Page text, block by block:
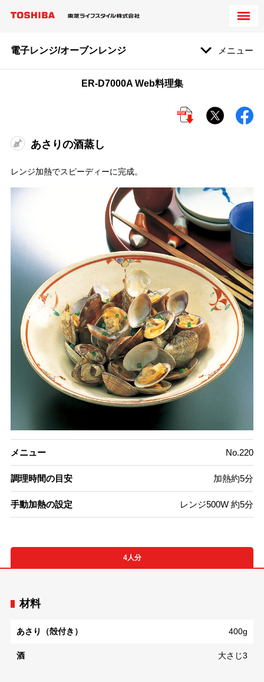
電子レンジ/オーブンレンジ メニュー
ER-D7000A Web料理集
あさりの酒蒸し
レンジ加熱でスピーディーに完成。
メニュー No.220
調理時間の目安 加熱約5分
手動加熱の設定 レンジ500W 約5分
4人分
材料
あさり（殻付き） 400g
酒 大さじ3